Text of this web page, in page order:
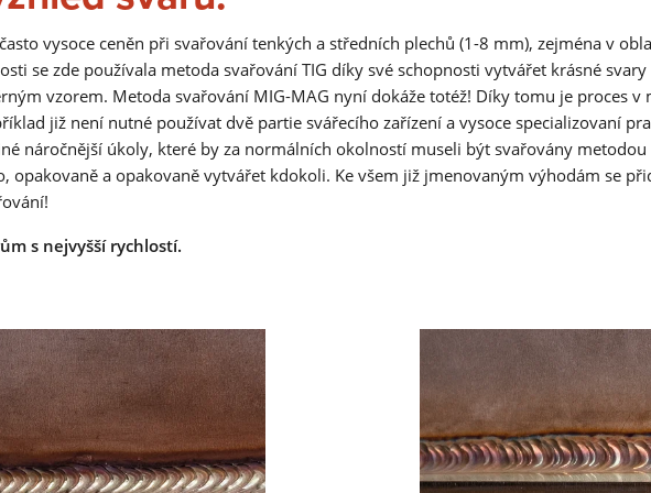
LMS PERFORMANCE
KOLABORATIVNÍ SVAŘOVÁNÍ
COBOT WELDING WORLD
LINEÁRNÍ OSA COBOT MOVE
OTOČNÝ NAKLÁPĚCÍ COBOT TURN
vysoce ceněn při svařování tenkých a středních plechů (1-8 mm), zejména v
se zde používala metoda svařování TIG díky své schopnosti vytvářet krásné svary
vzorem. Metoda svařování MIG-MAG nyní dokáže totéž! Díky tomu je proces v
již není nutné používat dvě partie svářecího zařízení a vysoce specializovaní
náročnější úkoly, které by za normálních okolností museli být svařovány metodou
opakovaně a opakovaně vytvářet kdokoli. Ke všem již jmenovaným výhodám se
s nejvyšší rychlostí.